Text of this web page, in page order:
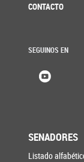
CONTACTO
SEGUINOS EN
SENADORES
Listado